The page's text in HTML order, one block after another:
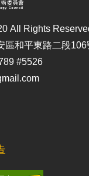
All Rights
區和平東路二段106
#5526